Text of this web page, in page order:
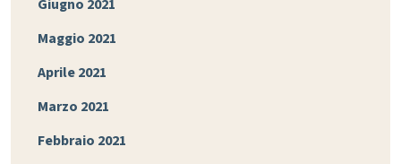
Giugno 2021
Maggio 2021
Aprile 2021
Marzo 2021
Febbraio 2021